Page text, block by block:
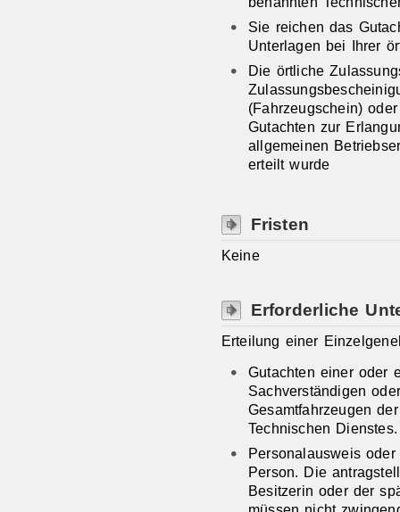
Sie reichen das
Unterlagen bei Ihrer
Die örtliche
(Fahrzeugschein)
Gutachten zur
allgemeinen
erteilt wurde
Fristen
Keine
Erforderliche
Erteilung einer
Gutachten einer oder
Sachverständigen
Gesamtfahrzeugen
Technischen Dienstes.
Personalausweis
Person. Die
Besitzerin oder der